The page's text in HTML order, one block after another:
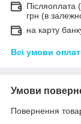
Післяоплата
грн (в
на карту
Всі умови
Умови
Повернення